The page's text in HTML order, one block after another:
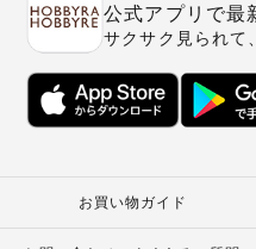
公式アプリで最
サクサク見られて
お買い物ガイド